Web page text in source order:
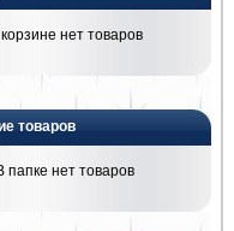
нет товаров
товаров
папке нет товаров